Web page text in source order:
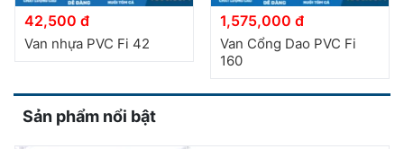
42,500 đ
Van nhựa PVC Fi 42
1,575,000 đ
Van Cổng Dao PVC Fi
160
Sản phẩm nổi bật